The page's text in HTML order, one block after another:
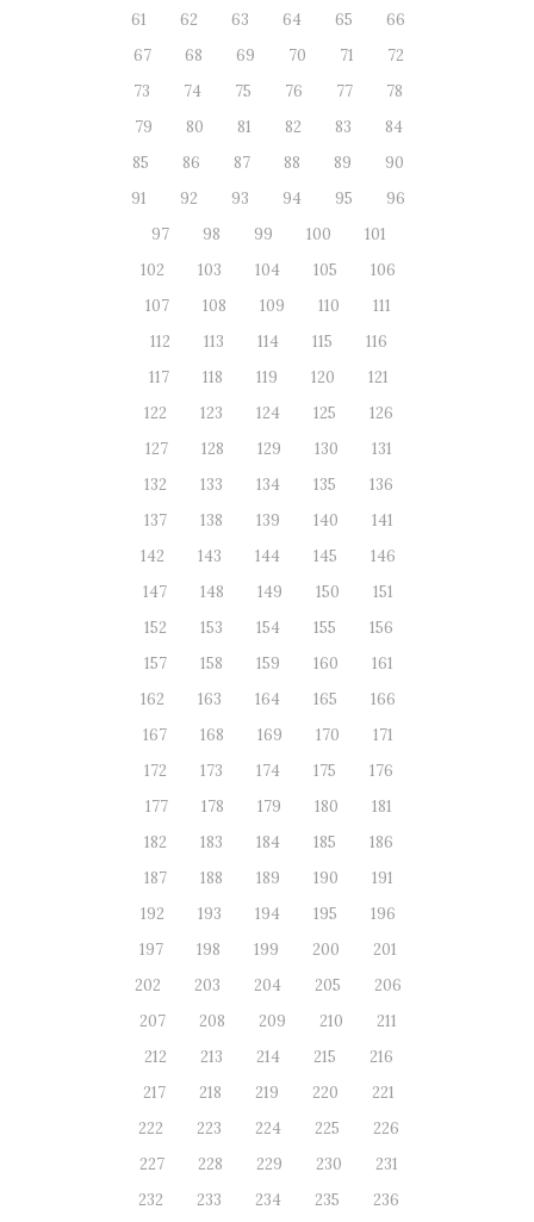
61
62 63 64 65
66
67
68 69 70 71
72
73
74 75 76 77
78
79
80 81 82 83
84
85
86 87 88 89
90
91
92 93 94 95
96
97
98 99 100
101
102
103 104 105
106
107
108 109 110
111
112
113 114 115
116
117
118 119 120
121
122
123 124 125
126
127
128 129 130
131
132
133 134 135
136
137
138 139 140
141
142
143 144 145
146
147
148 149 150
151
152
153 154 155
156
157
158 159 160
161
162
163 164 165
166
167
168 169 170
171
172
173 174 175
176
177
178 179 180
181
182
183 184 185
186
187
188 189 190
191
192
193 194 195
196
197
198 199 200
201
202
203 204 205
206
207
208 209 210
211
212
213 214 215
216
217
218 219 220
221
222
223 224 225
226
227
228 229 230
231
232
233 234 235
236